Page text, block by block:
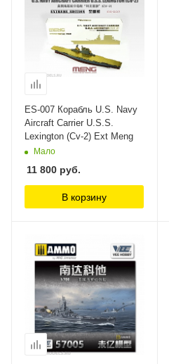
ES-007 Корабль U.S. Navy
Aircraft Carrier U.S.S.
Lexington (Cv-2) Ext Meng
Мало
11 800 руб.
В корзину